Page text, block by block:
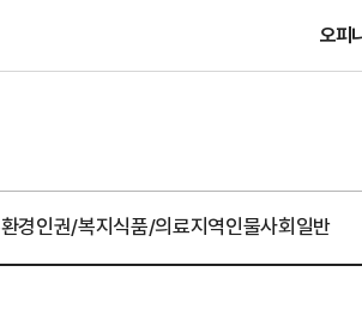
오피
환경인권/복지식품/의료지역인물사회일반